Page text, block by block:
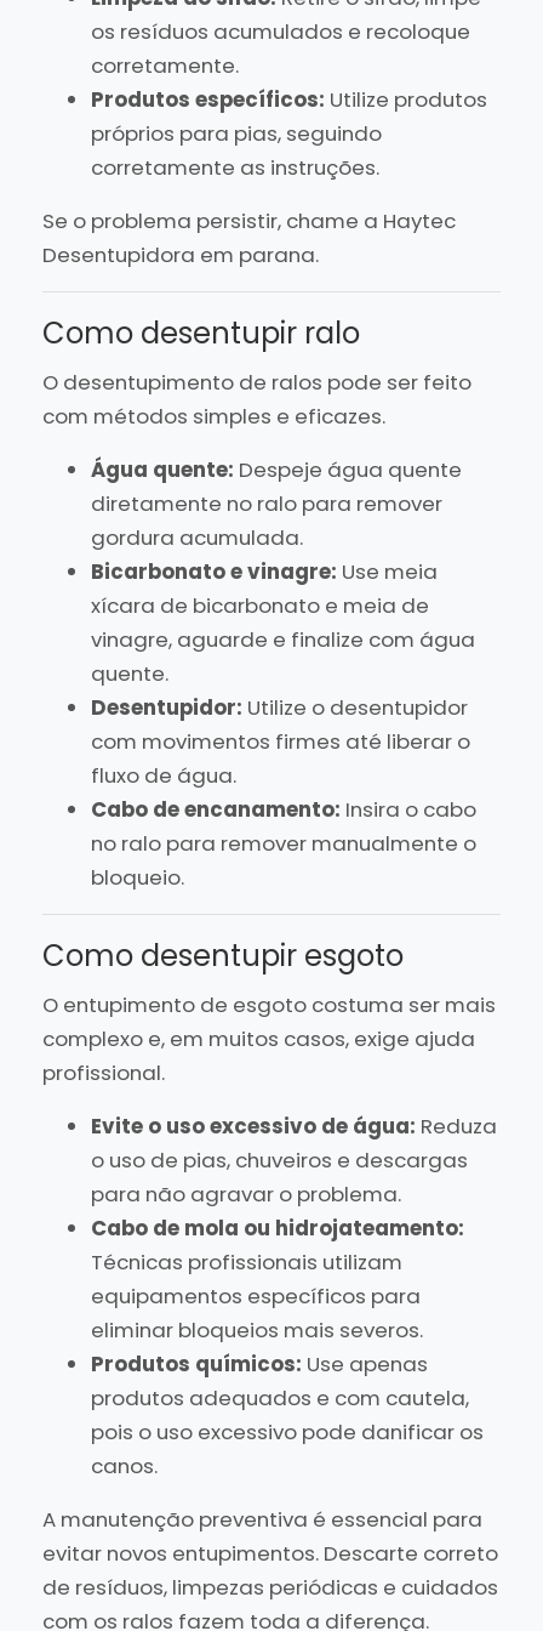
os resíduos acumulados e recoloque
corretamente.
Produtos específicos: Utilize produtos
próprios para pias, seguindo
corretamente as instruções.
Se o problema persistir, chame a Haytec
Desentupidora em parana.
Como desentupir ralo
O desentupimento de ralos pode ser feito
com métodos simples e eficazes.
Água quente: Despeje água quente
diretamente no ralo para remover
gordura acumulada.
Bicarbonato e vinagre: Use meia
xícara de bicarbonato e meia de
vinagre, aguarde e finalize com água
quente.
Desentupidor: Utilize o desentupidor
com movimentos firmes até liberar o
fluxo de água.
Cabo de encanamento: Insira o cabo
no ralo para remover manualmente o
bloqueio.
Como desentupir esgoto
O entupimento de esgoto costuma ser mais
complexo e, em muitos casos, exige ajuda
profissional.
Evite o uso excessivo de água: Reduza
o uso de pias, chuveiros e descargas
para não agravar o problema.
Cabo de mola ou hidrojateamento:
Técnicas profissionais utilizam
equipamentos específicos para
eliminar bloqueios mais severos.
Produtos químicos: Use apenas
produtos adequados e com cautela,
pois o uso excessivo pode danificar os
canos.
A manutenção preventiva é essencial para
evitar novos entupimentos. Descarte correto
de resíduos, limpezas periódicas e cuidados
com os ralos fazem toda a diferença.